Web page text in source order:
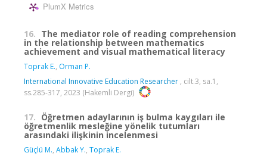
PlumX Metrics
16. The mediator role of reading comprehension
in the relationship between mathematics
achievement and visual mathematical literacy
Toprak E., Orman P.
International Innovative Education Researcher , cilt.3, sa.1,
ss.285-317, 2023 (Hakemli Dergi)
17. Öğretmen adaylarının iş bulma kaygıları ile
öğretmenlik mesleğine yönelik tutumları
arasındaki ilişkinin incelenmesi
Güçlü M., Abbak Y., Toprak E.